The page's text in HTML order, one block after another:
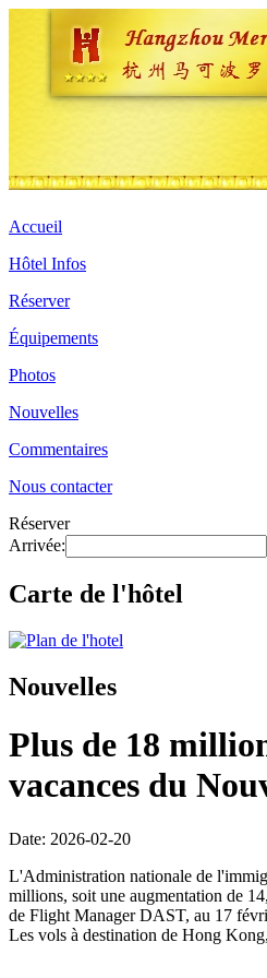
Accueil
Hôtel Infos
Réserver
Équipements
Photos
Nouvelles
Commentaires
Nous contacter
Réserver
Arrivée:
Carte de l'hôtel
Nouvelles
Plus de 18
vacances du
Date: 2026-02-20
L'Administration nationale de
millions, soit une augmentation de
de Flight Manager DAST, au 17
Les vols à destination de Hong